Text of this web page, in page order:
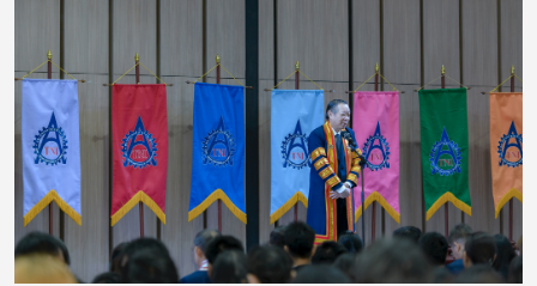
ความรับผิดชอบ และความมุ่งมั่นในการศึกษา ซึ่งสะท้อนให้เห็นว่าความสำเร็จเกิด
จากการเรียนรู้อย่างต่อเนื่อง ควบคู่กับความพยายามและความมีวินัย กิจกรรมครั้ง
นี้ช่วยสืบสานประเพณีอันดีงาม พร้อมเสริมสร้างความสัมพันธ์ที่ดีระหว่างคณาจารย์
และนักศึกษา ตลอดจนสร้างแรงบันดาลใจให้นักศึกษามุ่งมั่นพัฒนาตนเองต่อไป